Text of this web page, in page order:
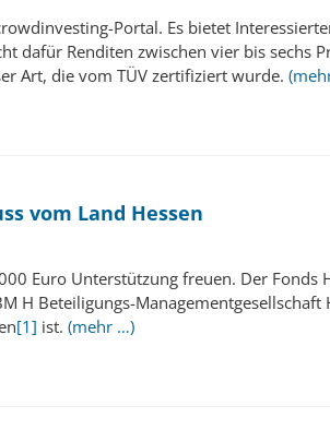
Portal. Es bietet
dafür Renditen zwischen vier bis sechs
Art, die vom TÜV zertifiziert wurde.
vom Land Hessen
Euro Unterstützung freuen. Der Fonds
H Beteiligungs-
[1] ist. (mehr …)